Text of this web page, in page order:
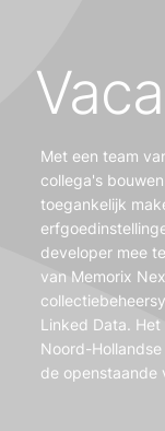
Met een team
collega's
toegankelijk
developer mee
van Memorix
Linked Data.
Noord-
de openstaande